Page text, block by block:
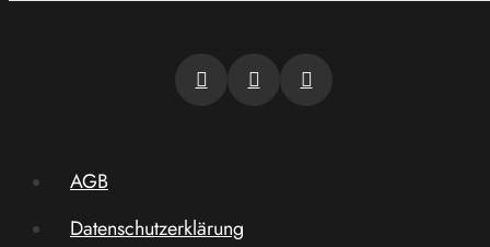
AGB
Datenschutzerklärung